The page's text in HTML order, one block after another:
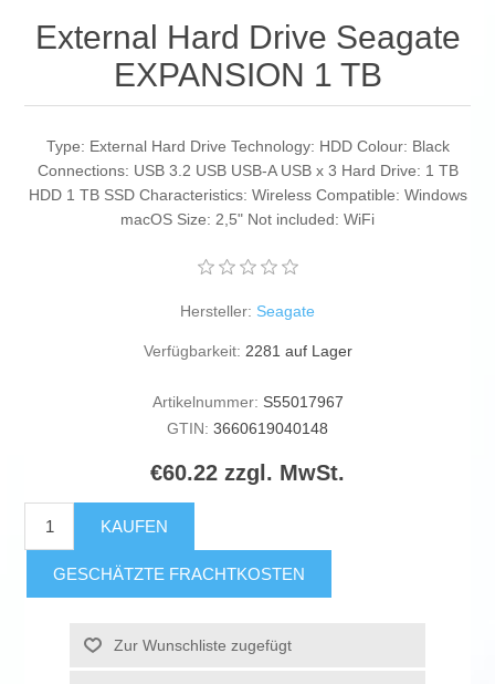
External Hard Drive Seagate
EXPANSION 1 TB
Type: External Hard Drive Technology: HDD Colour: Black
Connections: USB 3.2 USB USB-A USB x 3 Hard Drive: 1 TB
HDD 1 TB SSD Characteristics: Wireless Compatible: Windows
macOS Size: 2,5" Not included: WiFi
Hersteller: Seagate
Verfügbarkeit: 2281 auf Lager
Artikelnummer: S55017967
GTIN: 3660619040148
€60.22 zzgl. MwSt.
KAUFEN
GESCHÄTZTE FRACHTKOSTEN
Zur Wunschliste zugefügt